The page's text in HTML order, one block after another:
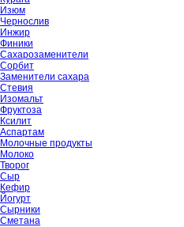
Изюм
Чернослив
Инжир
Финики
Сахарозаменители
Сорбит
Заменители сахара
Стевия
Изомальт
Фруктоза
Ксилит
Аспартам
Молочные продукты
Молоко
Творог
Сыр
Кефир
Йогурт
Сырники
Сметана